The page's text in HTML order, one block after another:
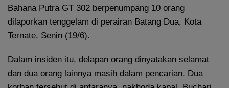
Bahana Putra GT 302 berpenumpang 10 orang
dilaporkan tenggelam di perairan Batang Dua, Kota
Ternate, Senin (19/6).
Dalam insiden itu, delapan orang dinyatakan selamat
dan dua orang lainnya masih dalam pencarian. Dua